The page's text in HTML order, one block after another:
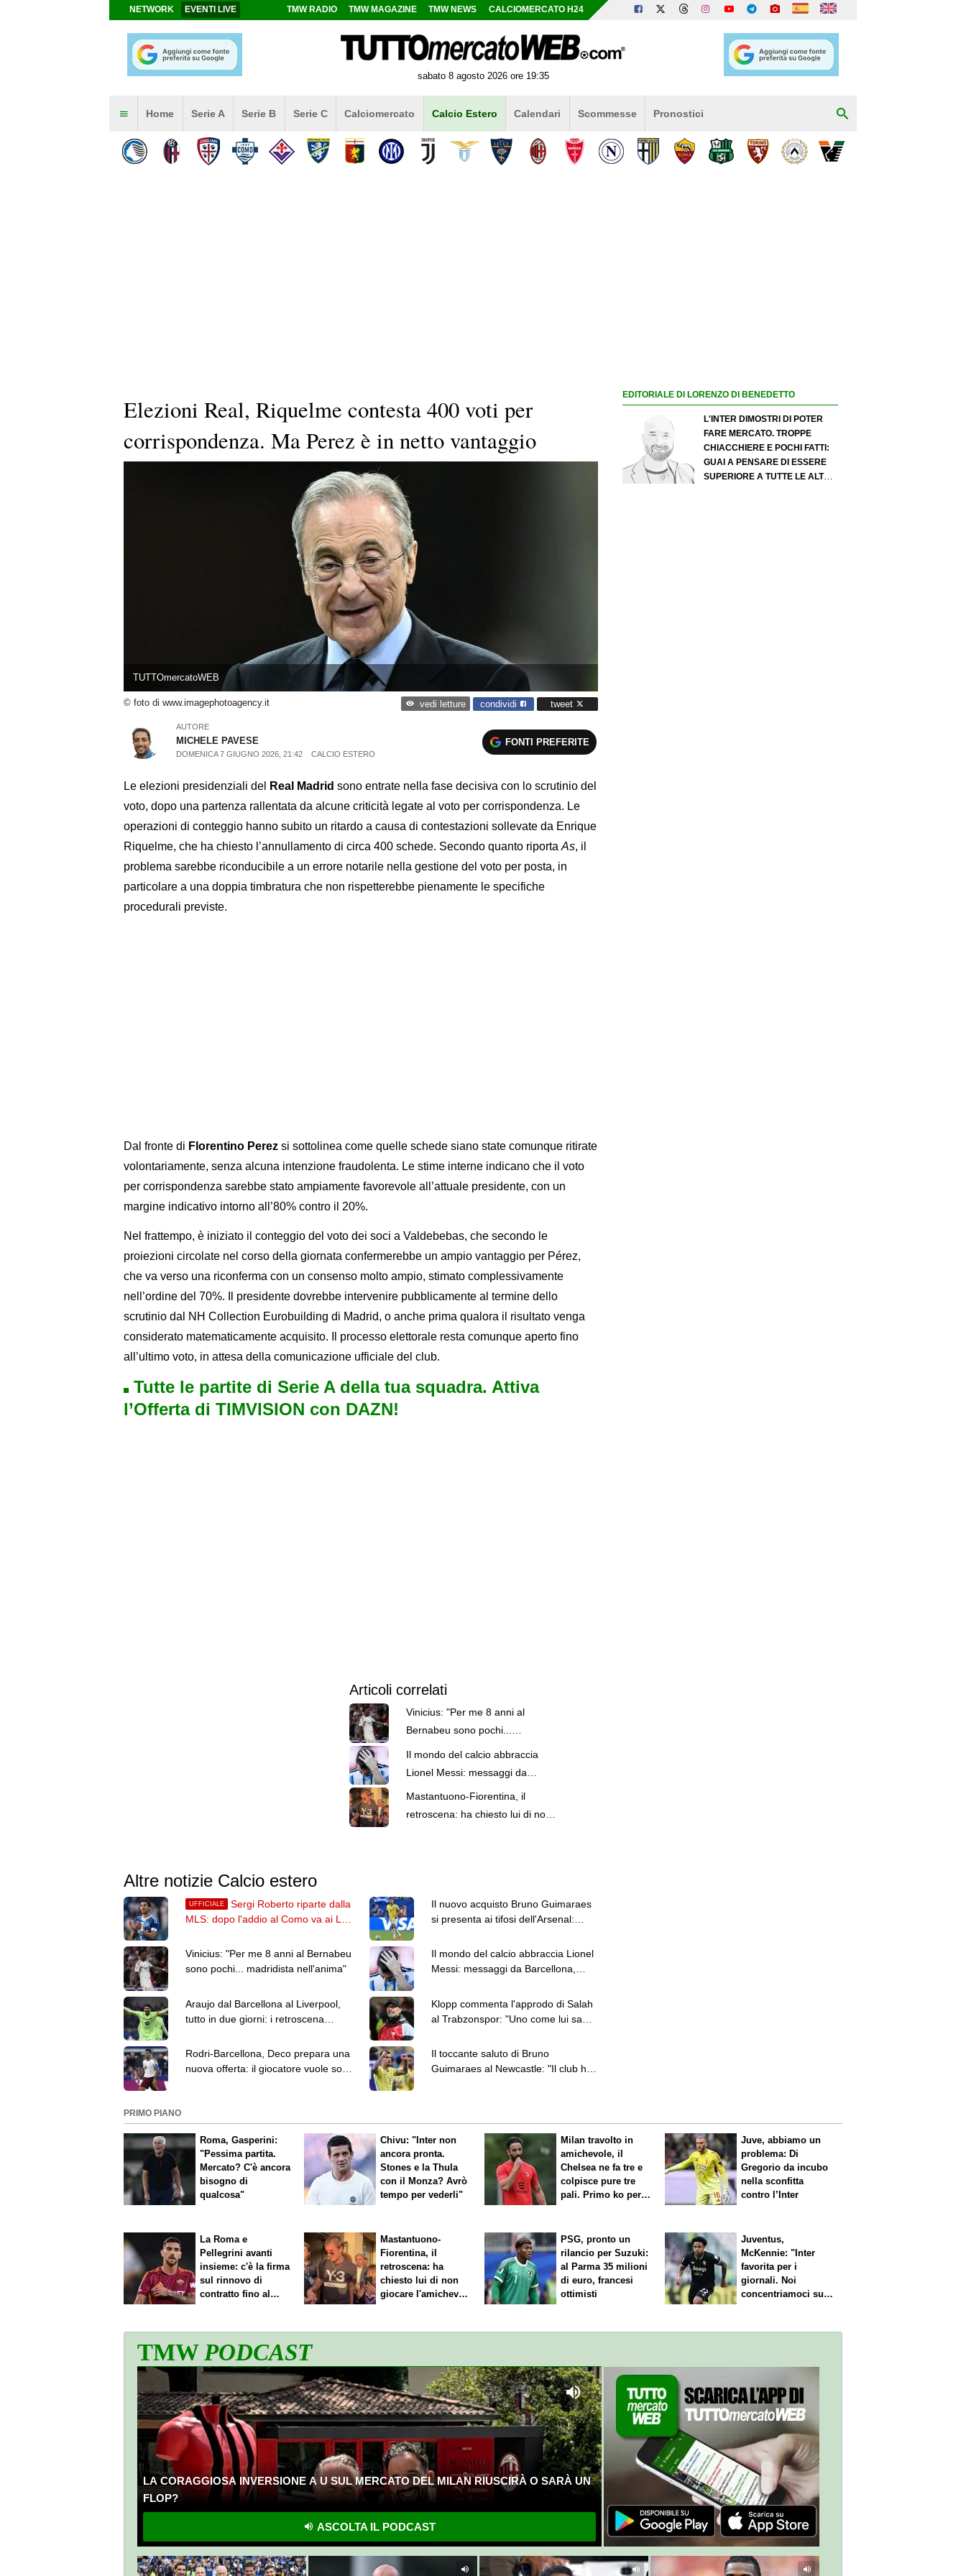
NETWORK EVENTI LIVE TMW RADIO TMW MAGAZINE TMW NEWS CALCIOMERCATO H24
sabato 8 agosto 2026 ore 19:35
Home Serie A Serie B Serie C Calciomercato Calcio Estero Calendari Scommesse Pronostici
Elezioni Real, Riquelme contesta 400 voti per
corrispondenza. Ma Perez è in netto vantaggio
TUTTOmercatoWEB
© foto di www.imagephotoagency.it vedi letture condividi tweet
AUTORE
MICHELE PAVESE
DOMENICA 7 GIUGNO 2026, 21:42 CALCIO ESTERO
FONTI PREFERITE
Le elezioni presidenziali del Real Madrid sono entrate nella fase decisiva con lo scrutinio del
voto, dopo una partenza rallentata da alcune criticità legate al voto per corrispondenza. Le
operazioni di conteggio hanno subito un ritardo a causa di contestazioni sollevate da Enrique
Riquelme, che ha chiesto l’annullamento di circa 400 schede. Secondo quanto riporta As, il
problema sarebbe riconducibile a un errore notarile nella gestione del voto per posta, in
particolare a una doppia timbratura che non rispetterebbe pienamente le specifiche
procedurali previste.
Dal fronte di Florentino Perez si sottolinea come quelle schede siano state comunque ritirate
volontariamente, senza alcuna intenzione fraudolenta. Le stime interne indicano che il voto
per corrispondenza sarebbe stato ampiamente favorevole all’attuale presidente, con un
margine indicativo intorno all’80% contro il 20%.
Nel frattempo, è iniziato il conteggio del voto dei soci a Valdebebas, che secondo le
proiezioni circolate nel corso della giornata confermerebbe un ampio vantaggio per Pérez,
che va verso una riconferma con un consenso molto ampio, stimato complessivamente
nell’ordine del 70%. Il presidente dovrebbe intervenire pubblicamente al termine dello
scrutinio dal NH Collection Eurobuilding di Madrid, o anche prima qualora il risultato venga
considerato matematicamente acquisito. Il processo elettorale resta comunque aperto fino
all’ultimo voto, in attesa della comunicazione ufficiale del club.
Tutte le partite di Serie A della tua squadra. Attiva
l’Offerta di TIMVISION con DAZN!
Articoli correlati
Vinicius: "Per me 8 anni al
Bernabeu sono pochi...
Il mondo del calcio abbraccia
Lionel Messi: messaggi da
Barcellona, Argentina, Real e
Mastantuono-Fiorentina, il
retroscena: ha chiesto lui di non
Altre notizie Calcio estero
UFFICIALE
Sergi Roberto riparte dalla
MLS: dopo l'addio al Como va ai Los
Il nuovo acquisto Bruno Guimaraes
si presenta ai tifosi dell'Arsenal:
Vinicius: "Per me 8 anni al Bernabeu
sono pochi... madridista nell'anima"
Il mondo del calcio abbraccia Lionel
Messi: messaggi da Barcellona,
Araujo dal Barcellona al Liverpool,
tutto in due giorni: i retroscena
Klopp commenta l'approdo di Salah
al Trabzonspor: "Uno come lui sa
Rodri-Barcellona, Deco prepara una
nuova offerta: il giocatore vuole solo
Il toccante saluto di Bruno
Guimaraes al Newcastle: "Il club ha
EDITORIALE DI LORENZO DI BENEDETTO
L'INTER DIMOSTRI DI POTER
FARE MERCATO. TROPPE
CHIACCHIERE E POCHI FATTI:
GUAI A PENSARE DI ESSERE
SUPERIORE A TUTTE LE ALTRE
PRIMO PIANO
Roma, Gasperini:
"Pessima partita.
Mercato? C'è ancora
bisogno di
qualcosa"
Chivu: "Inter non
ancora pronta.
Stones e la Thula
con il Monza? Avrò
tempo per vederli"
Milan travolto in
amichevole, il
Chelsea ne fa tre e
colpisce pure tre
pali. Primo ko per
Juve, abbiamo un
problema: Di
Gregorio da incubo
nella sconfitta
contro l’Inter
La Roma e
Pellegrini avanti
insieme: c'è la firma
sul rinnovo di
contratto fino al
Mastantuono-
Fiorentina, il
retroscena: ha
chiesto lui di non
giocare l'amichevole
PSG, pronto un
rilancio per Suzuki:
al Parma 35 milioni
di euro, francesi
ottimisti
Juventus,
McKennie: "Inter
favorita per i
giornali. Noi
concentriamoci sul
TMWPODCAST
LA CORAGGIOSA INVERSIONE A U SUL MERCATO DEL MILAN RIUSCIRÀ O SARÀ UN
FLOP?
ASCOLTA IL PODCAST